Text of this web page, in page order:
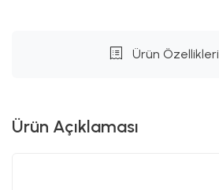
Ürün Özellikleri
Ürün Açıklaması